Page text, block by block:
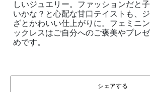
しいジュエリー。ファッションだと
いかな？と心配な甘口テイストも、
ざとかわいい仕上がりに。フェミニ
ックレスはご自分へのご褒美やプレ
めです。
シェアする